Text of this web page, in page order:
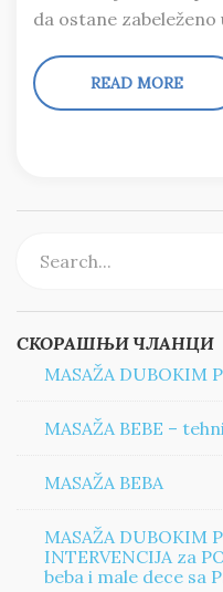
da ostane
READ MORE
СКОРАШЊИ ЧЛАНЦИ
MASAŽA DUBOKIM
MASAŽA BEBE –
MASAŽA BEBA
MASAŽA DUBOKIM
INTERVENCIJA za
beba i male dece sa